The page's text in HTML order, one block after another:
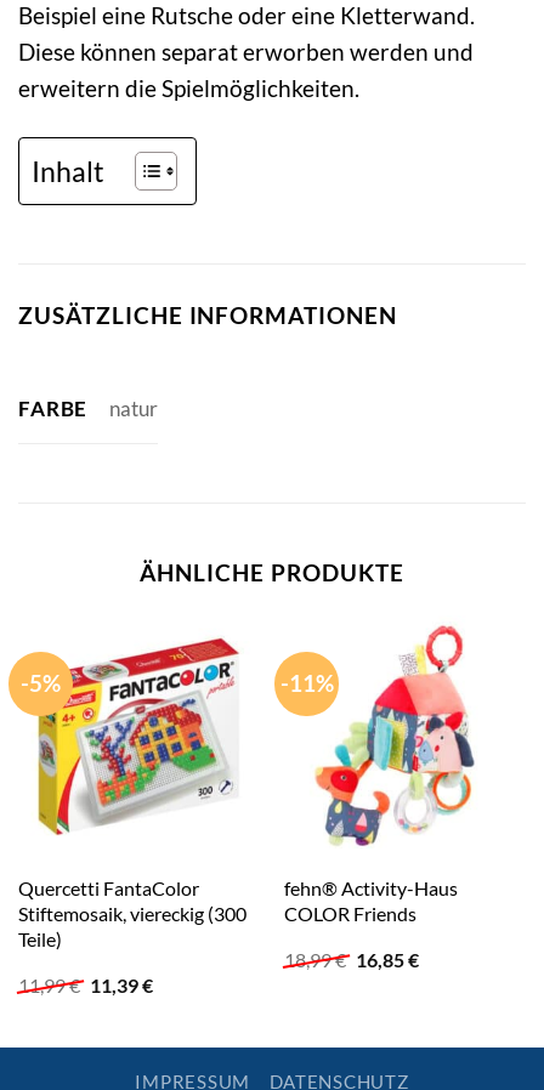
Beispiel eine Rutsche oder eine Kletterwand.
Diese können separat erworben werden und
erweitern die Spielmöglichkeiten.
Inhalt
ZUSÄTZLICHE INFORMATIONEN
FARBE natur
ÄHNLICHE PRODUKTE
-5%
Quercetti FantaColor
Stiftemosaik, viereckig (300
Teile)
11,99€ Ursprünglicher
Preis
11,99 €
11,39€Aktueller
11,39 €.
-11%
fehn® Activity-Haus
COLOR Friends
18,99€ Ursprünglicher
Preis
16,85€Aktueller
IMPRESSUM DATENSCHUTZ